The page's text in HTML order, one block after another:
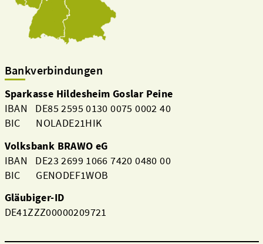
Bankverbindungen
Sparkasse Hildesheim Goslar Peine
IBAN DE85 2595 0130 0075 0002 40
BIC NOLADE21HIK
Volksbank BRAWO eG
IBAN DE23 2699 1066 7420 0480 00
BIC GENODEF1WOB
Gläubiger-ID
DE41ZZZ00000209721